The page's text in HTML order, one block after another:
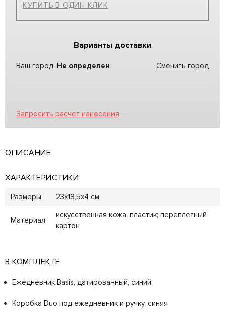
КУПИТЬ В ОДИН КЛИК
Варианты доставки
Ваш город: Не определен Сменить город
Запросить расчет нанесения
ОПИСАНИЕ
ХАРАКТЕРИСТИКИ
Размеры 23х18,5х4 см
Материал
искусственная кожа; пластик; переплетный
картон
В КОМПЛЕКТЕ
Ежедневник Basis, датированный, синий
Коробка Duo под ежедневник и ручку, синяя